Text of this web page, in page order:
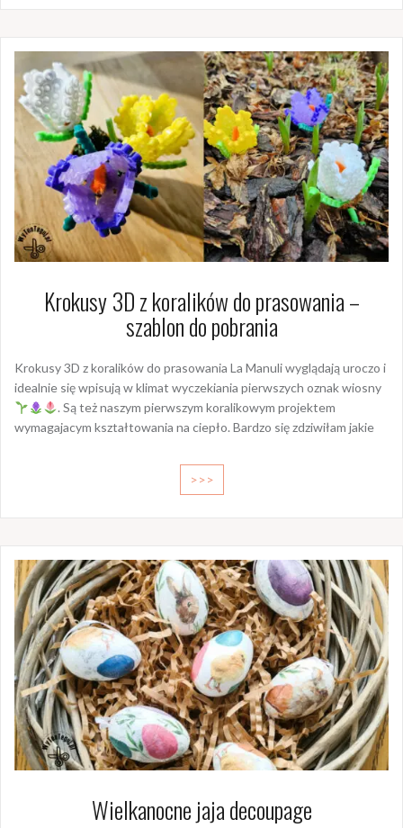
Krokusy 3D z koralików do prasowania –
szablon do pobrania
Krokusy 3D z koralików do prasowania La Manuli wyglądają uroczo i
idealnie się wpisują w klimat wyczekiania pierwszych oznak wiosny
. Są też naszym pierwszym koralikowym projektem
wymagajacym kształtowania na ciepło. Bardzo się zdziwiłam jakie
>>>
Wielkanocne jaja decoupage